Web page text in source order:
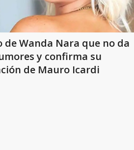
de Wanda Nara que no da
y confirma su
de Mauro Icardi